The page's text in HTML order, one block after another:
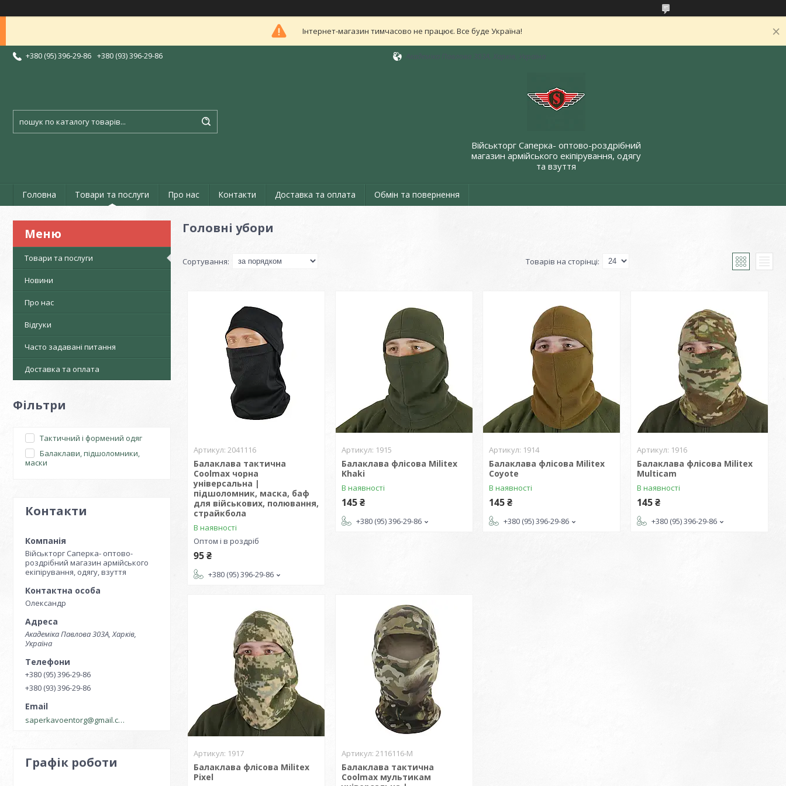
Інтернет-магазин тимчасово не працює. Все буде Україна!
+380 (95) 396-29-86 +380 (93) 396-29-86
Військторг Саперка- оптово-роздрібний
магазин армійського екіпірування, одягу
та взуття
Головна Товари та послуги Про нас Контакти Доставка та оплата Обмін та повернення
Товари та послуги
Новини
Про нас
Відгуки
Часто задавані питання
Доставка та оплата
Фільтри
Тактичний і формений одяг
Балаклави, підшоломники,
маски
Контакти
Військторг Саперка- оптово-
роздрібний магазин армійського
екіпірування, одягу, взуття
Олександр
Академіка Павлова 303А, Харків,
Україна
+380 (95) 396-29-86
+380 (93) 396-29-86
saperkavoentorg@gmail.com
Графік роботи
Головні убори
2041116
Балаклава тактична
Coolmax чорна
універсальна |
підшоломник, маска, баф
для військових, полювання,
страйкбола
В наявності
Оптом і в роздріб
95 ₴
+380 (95) 396-29-86
1915
Балаклава флісова Militex
Khaki
В наявності
145 ₴
+380 (95) 396-29-86
1914
Балаклава флісова Militex
Coyote
В наявності
145 ₴
+380 (95) 396-29-86
1916
Балаклава флісова Militex
Multicam
В наявності
145 ₴
+380 (95) 396-29-86
1917
Балаклава флісова Militex
Pixel
2116116-M
Балаклава тактична
Coolmax мультикам